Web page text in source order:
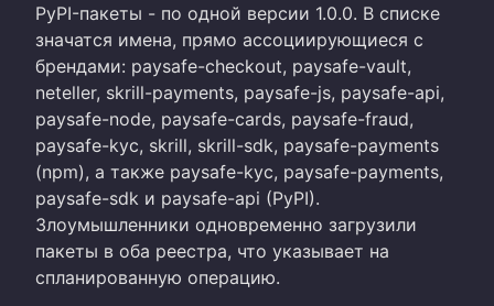
PyPI-пакеты - по одной версии 1.0.0. В списке
значатся имена, прямо ассоциирующиеся с
брендами: paysafe-checkout, paysafe-vault,
neteller, skrill-payments, paysafe-js, paysafe-api,
paysafe-node, paysafe-cards, paysafe-fraud,
paysafe-kyc, skrill, skrill-sdk, paysafe-payments
(npm), а также paysafe-kyc, paysafe-payments,
paysafe-sdk и paysafe-api (PyPI).
Злоумышленники одновременно загрузили
пакеты в оба реестра, что указывает на
спланированную операцию.